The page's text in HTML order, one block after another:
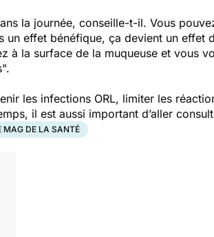
la journée, conseille-t-il. Vous
un effet bénéfique, ça devient un effet
à la surface de la muqueuse et vous
les infections ORL, limiter les
il est aussi important d’aller
MAG DE LA SANTÉ